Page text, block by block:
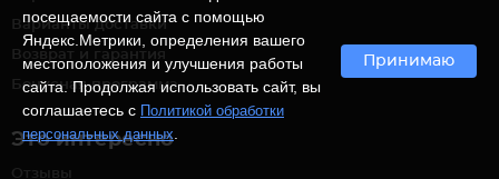
Варианты доставки
Возврат и гарантия
Бонусная программа
Это интересно
Отзывы
посещаемости сайта с помощью
Яндекс.Метрики, определения вашего
местоположения и улучшения работы
сайта. Продолжая использовать сайт, вы
соглашаетесь с Политикой обработки
персональных данных
Принимаю